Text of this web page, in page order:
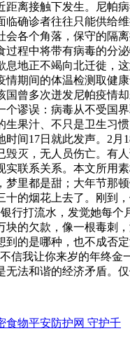
距离接触下发生。尼帕
确诊者往往只能供给
会各个角落，保守的隔
过程中将带有病毒的分
息地正不竭向北迁徙，
情期间的体温检测取健
曾多次迸发尼帕疫情
个谬误：病毒从不受国
果汁、不只是卫生习
间17日就此发声。2
毁灭，无人员伤亡。有
实联系关系。本文所用
里都是甜；大年节那
的烟花上去了。刚到
行打流水，发觉她每
块的欠款，像一根毒刺
到的是哪种，也不成否
信我让你来岁的年终
法和谐的经济矛盾。
食物平安防护网 守护千